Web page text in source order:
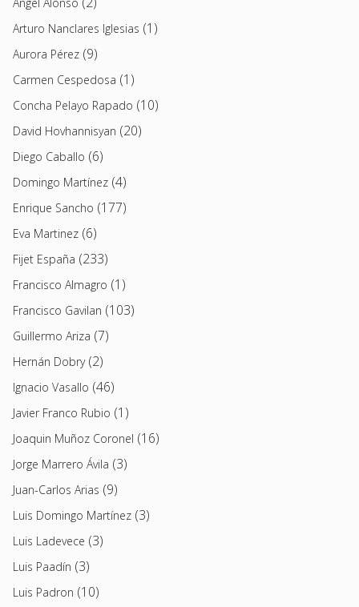
Arturo Nanclares Iglesias (1)
Aurora Pérez (9)
Carmen Cespedosa (1)
Concha Pelayo Rapado (10)
David Hovhannisyan (20)
Diego Caballo (6)
Domingo Martínez (4)
Enrique Sancho (177)
Eva Martinez (6)
Fijet España (233)
Francisco Almagro (1)
Francisco Gavilan (103)
Guillermo Ariza (7)
Hernán Dobry(2)
Ignacio Vasallo (46)
Javier Franco Rubio (1)
Joaquin Muñoz Coronel (16)
Jorge Marrero Ávila (3)
Juan-Carlos Arias (9)
Luis Domingo Martínez (3)
Luis Ladevece (3)
Luis Paadín (3)
Luis Padron (10)